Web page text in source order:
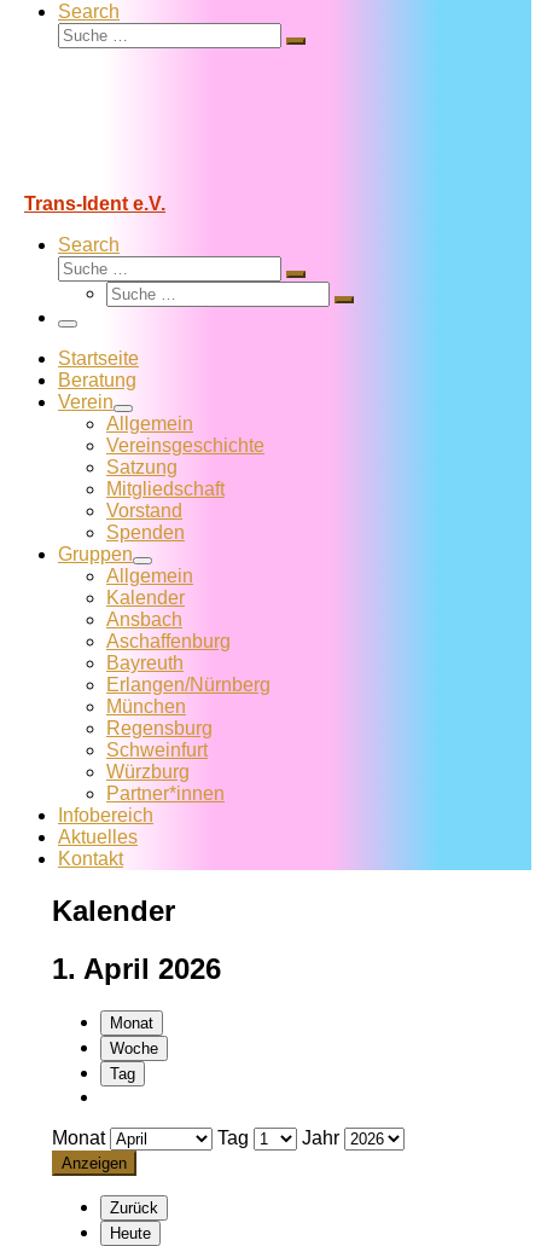
Search
Suche
Suche
Trans-Ident e.V.
Search
Suche
Suche
Suche
Suche
Menü
Startseite
Beratung
Verein
Allgemein
Vereins­geschichte
Satzung
Mitglied­schaft
Vorstand
Spenden
Gruppen
Allgemein
Kalender
Ansbach
Aschaffenburg
Bayreuth
Erlangen/Nürnberg
München
Regensburg
Schweinfurt
Würzburg
Partner*innen
Infobereich
Aktuelles
Kontakt
Kalender
1. April 2026
Monat
Woche
Tag
Monat Tag Jahr
Zurück
Heute